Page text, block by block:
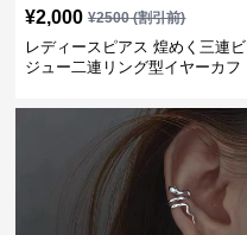
¥2,000 ¥2500(割引前)
レディースピアス 煌めく三連ビ
ジュー二連リング型イヤーカフ